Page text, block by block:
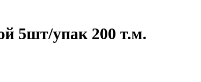
5шт/упак 200 т.м.